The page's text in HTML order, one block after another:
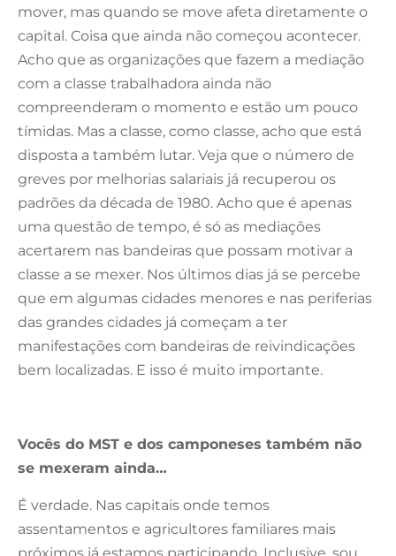
mover, mas quando se move afeta diretamente o
capital. Coisa que ainda não começou acontecer.
Acho que as organizações que fazem a mediação
com a classe trabalhadora ainda não
compreenderam o momento e estão um pouco
tímidas. Mas a classe, como classe, acho que está
disposta a também lutar. Veja que o número de
greves por melhorias salariais já recuperou os
padrões da década de 1980. Acho que é apenas
uma questão de tempo, é só as mediações
acertarem nas bandeiras que possam motivar a
classe a se mexer. Nos últimos dias já se percebe
que em algumas cidades menores e nas periferias
das grandes cidades já começam a ter
manifestações com bandeiras de reivindicações
bem localizadas. E isso é muito importante.
Vocês do MST e dos camponeses também não
se mexeram ainda…
É verdade. Nas capitais onde temos
assentamentos e agricultores familiares mais
próximos já estamos participando. Inclusive, sou